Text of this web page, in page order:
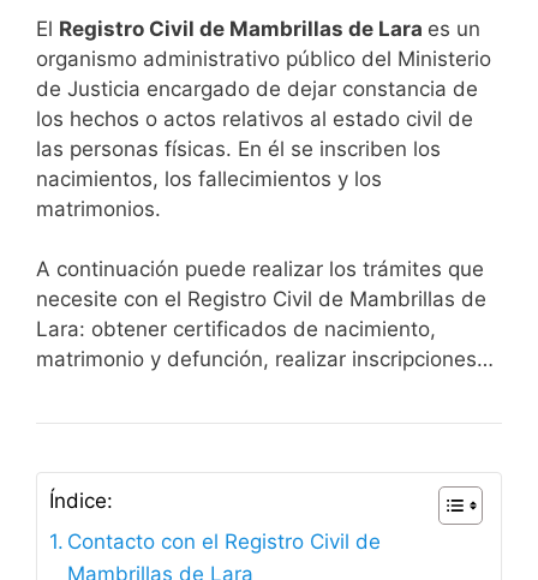
El Registro Civil de Mambrillas de Lara es un
organismo administrativo público del Ministerio
de Justicia encargado de dejar constancia de
los hechos o actos relativos al estado civil de
las personas físicas. En él se inscriben los
nacimientos, los fallecimientos y los
matrimonios.
A continuación puede realizar los trámites que
necesite con el Registro Civil de Mambrillas de
Lara: obtener certificados de nacimiento,
matrimonio y defunción, realizar inscripciones…
Índice:
Contacto con el Registro Civil de
Mambrillas de Lara